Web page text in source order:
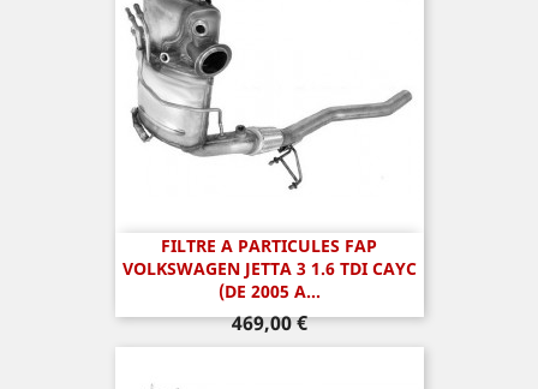
FILTRE A PARTICULES FAP
VOLKSWAGEN JETTA 3 1.6 TDI CAYC
(DE 2005 A...
Prix
469,00 €